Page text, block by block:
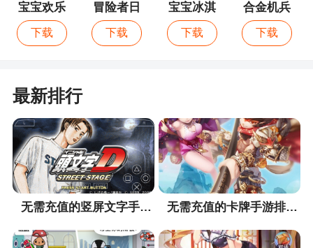
前排上路：张飞
前排中路：艾斯
后排上路：于吉
后排中路：刘备
后排下路：华佗
关卡攻略：
1、第一轮全力输出即可，记住让于吉给黄忠上
毒，华佗攻击黄忠，刘备防御即可。
宝宝欢乐
教室
下载
冒险者日
记
下载
宝宝冰淇
淋工厂
下载
合金机兵
下载
最新排行
无需充值的竖屏文字手游排行榜 无需充值的卡牌手游排行榜